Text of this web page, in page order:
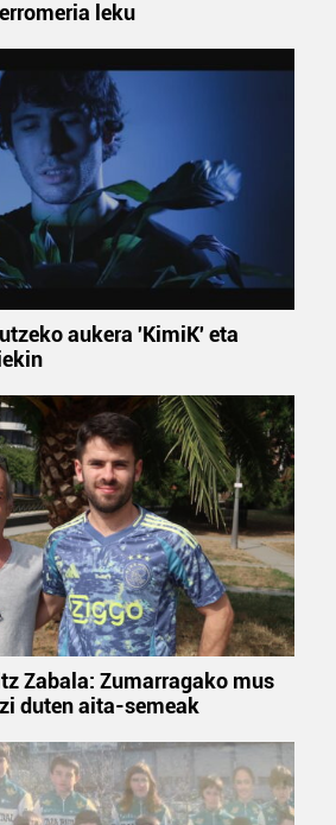
beren ustez zein helburutarako
eta horren aurka nola egin
prozesatzeko moduari
eta ezarri zure lehentasunak
unetan alda edo ken dezakezu
adierazpenean.
propioak eta hirugarrenen cookie-
asmoz, cookie teknologiaz
hau onartuz gero, teknologia hori
ematen diguzu.Gehiago
leku
aukera 'KimiK' eta
Zabala: Zumarragako mus
duten aita-semeak